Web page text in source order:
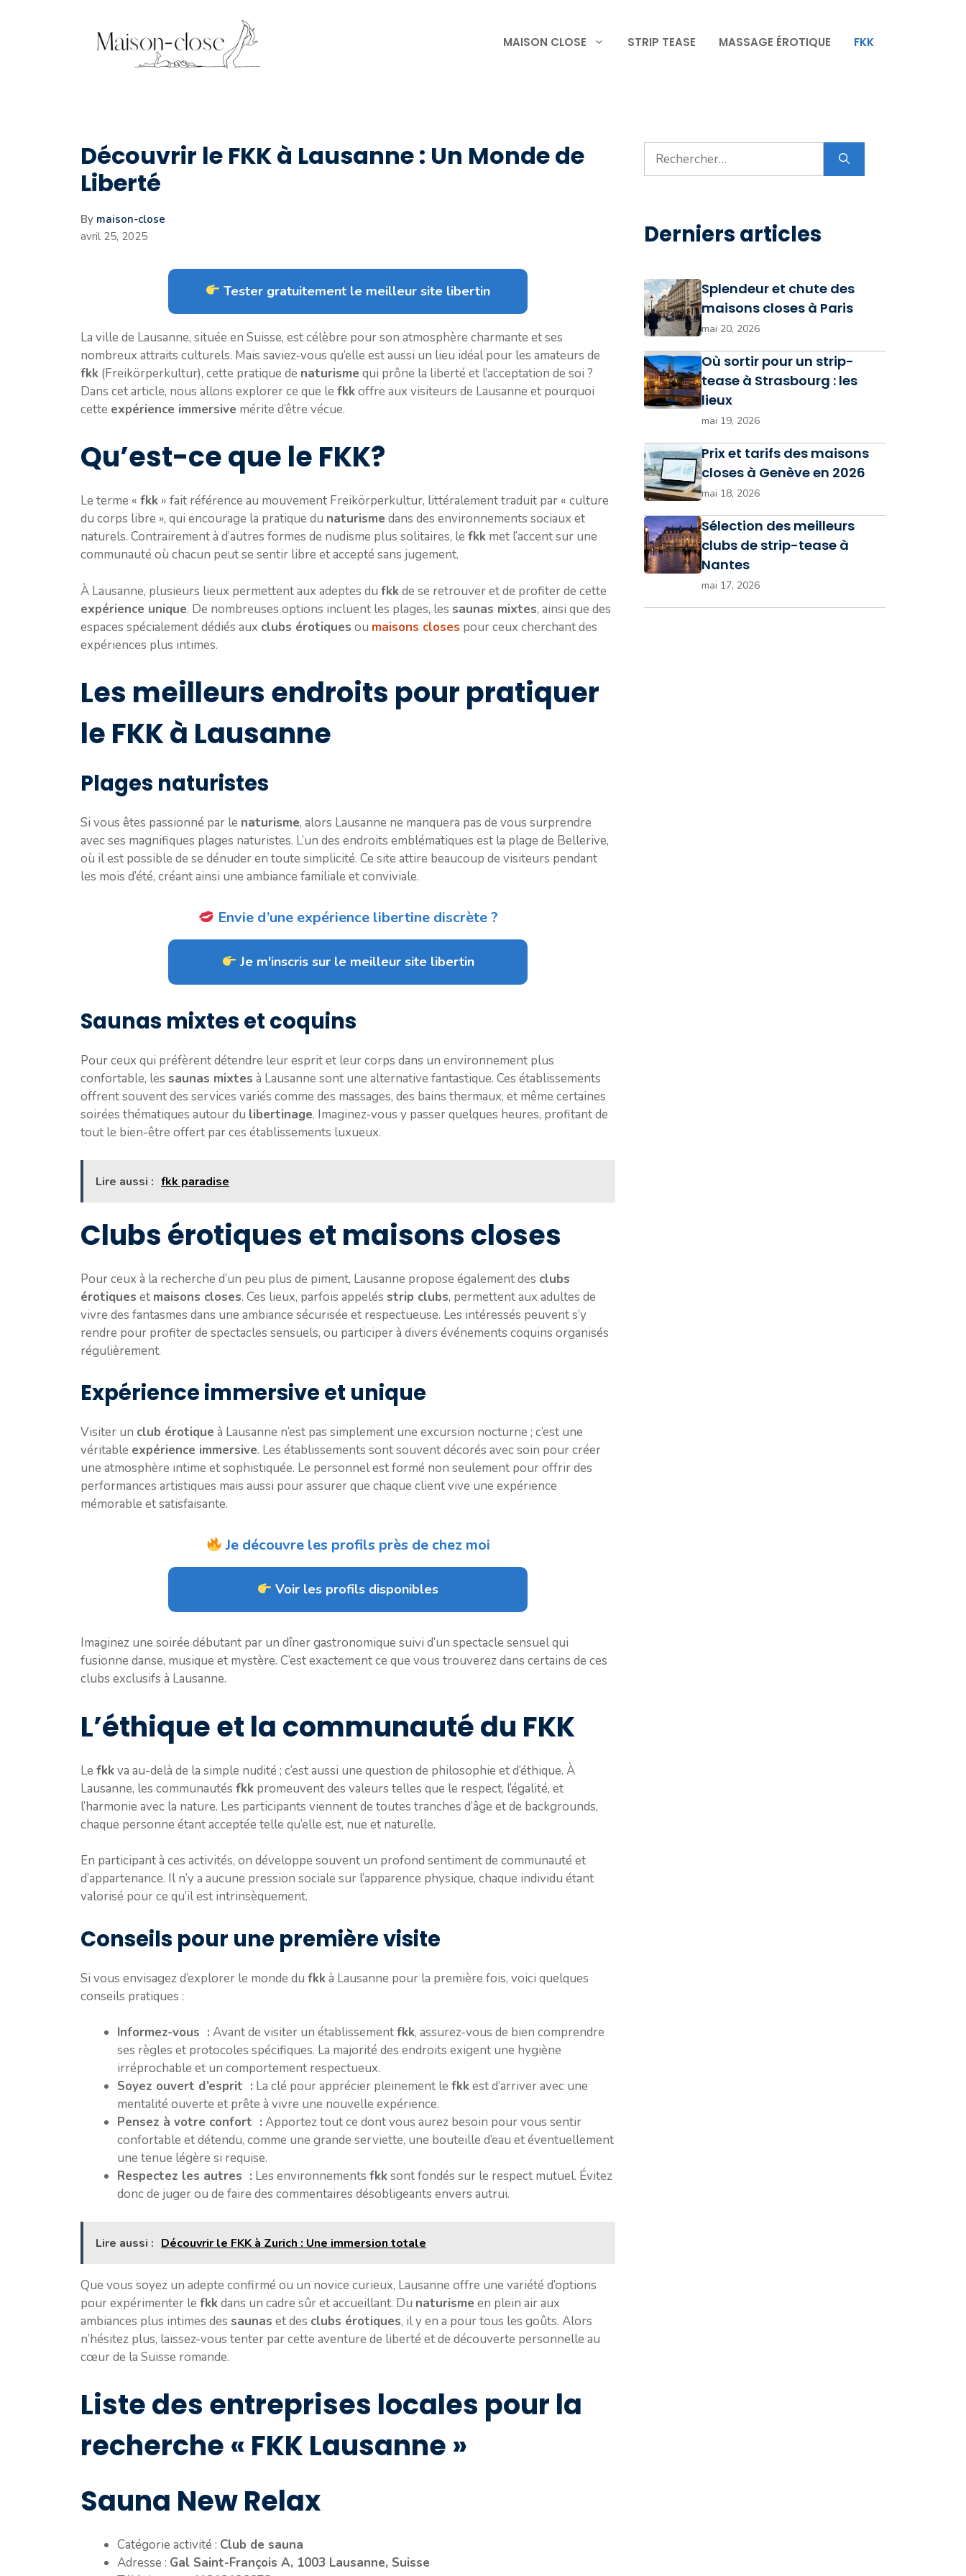
MAISON CLOSE STRIP TEASE MASSAGE ÉROTIQUE FKK
Découvrir le FKK à Lausanne : Un Monde de
Liberté
By maison-close
avril 25, 2025
Tester gratuitement le meilleur site libertin
La ville de Lausanne, située en Suisse, est célèbre pour son atmosphère charmante et ses
nombreux attraits culturels. Mais saviez-vous qu’elle est aussi un lieu idéal pour les amateurs de
fkk (Freikörperkultur), cette pratique de naturisme qui prône la liberté et l’acceptation de soi ?
Dans cet article, nous allons explorer ce que le fkkoffre aux visiteurs de Lausanne et pourquoi
cette expérience immersive mérite d’être vécue.
Qu’est-ce que le FKK?
Le terme « fkk » fait référence au mouvement Freikörperkultur, littéralement traduit par « culture
du corps libre », qui encourage la pratique du naturisme dans des environnements sociaux et
naturels. Contrairement à d’autres formes de nudisme plus solitaires, le fkk met l’accent sur une
communauté où chacun peut se sentir libre et accepté sans jugement.
À Lausanne, plusieurs lieux permettent aux adeptes du fkkde se retrouver et de profiter de cette
expérience unique. De nombreuses options incluent les plages, les saunas mixtes, ainsi que des
espaces spécialement dédiés aux clubs érotiques ou maisons closes pour ceux cherchant des
expériences plus intimes.
Les meilleurs endroits pour pratiquer
le FKK à Lausanne
Plages naturistes
Si vous êtes passionné par le naturisme, alors Lausanne ne manquera pas de vous surprendre
avec ses magnifiques plages naturistes. L’un des endroits emblématiques est la plage de Bellerive,
où il est possible de se dénuder en toute simplicité. Ce site attire beaucoup de visiteurs pendant
les mois d’été, créant ainsi une ambiance familiale et conviviale.
Envie d’une expérience libertine discrète ?
Je m'inscris sur le meilleur site libertin
Saunas mixtes et coquins
Pour ceux qui préfèrent détendre leur esprit et leur corps dans un environnement plus
confortable, les saunas mixtes à Lausanne sont une alternative fantastique. Ces établissements
offrent souvent des services variés comme des massages, des bains thermaux, et même certaines
soirées thématiques autour du libertinage. Imaginez-vous y passer quelques heures, profitant de
tout le bien-être offert par ces établissements luxueux.
Lire aussi : fkk paradise
Clubs érotiques et maisons closes
Pour ceux à la recherche d’un peu plus de piment, Lausanne propose également des clubs
érotiques et maisons closes. Ces lieux, parfois appelés strip clubs, permettent aux adultes de
vivre des fantasmes dans une ambiance sécurisée et respectueuse. Les intéressés peuvent s’y
rendre pour profiter de spectacles sensuels, ou participer à divers événements coquins organisés
régulièrement.
Expérience immersive et unique
Visiter un club érotique à Lausanne n’est pas simplement une excursion nocturne ; c’est une
véritable expérience immersive. Les établissements sont souvent décorés avec soin pour créer
une atmosphère intime et sophistiquée. Le personnel est formé non seulement pour offrir des
performances artistiques mais aussi pour assurer que chaque client vive une expérience
mémorable et satisfaisante.
Je découvre les profils près de chez moi
Voir les profils disponibles
Imaginez une soirée débutant par un dîner gastronomique suivi d’un spectacle sensuel qui
fusionne danse, musique et mystère. C’est exactement ce que vous trouverez dans certains de ces
clubs exclusifs à Lausanne.
L’éthique et la communauté du FKK
Le fkkva au-delà de la simple nudité ; c’est aussi une question de philosophie et d’éthique. À
Lausanne, les communautés fkk promeuvent des valeurs telles que le respect, l’égalité, et
l’harmonie avec la nature. Les participants viennent de toutes tranches d’âge et de backgrounds,
chaque personne étant acceptée telle qu’elle est, nue et naturelle.
En participant à ces activités, on développe souvent un profond sentiment de communauté et
d’appartenance. Il n’y a aucune pression sociale sur l’apparence physique, chaque individu étant
valorisé pour ce qu’il est intrinsèquement.
Conseils pour une première visite
Si vous envisagez d’explorer le monde du fkkà Lausanne pour la première fois, voici quelques
conseils pratiques :
Informez-vous : Avant de visiter un établissementfkk, assurez-vous de bien comprendre
ses règles et protocoles spécifiques. La majorité des endroits exigent une hygiène
irréprochable et un comportement respectueux.
Soyez ouvert d’esprit : La clé pour apprécier pleinement le fkkest d’arriver avec une
mentalité ouverte et prête à vivre une nouvelle expérience.
Pensez à votre confort : Apportez tout ce dont vous aurez besoin pour vous sentir
confortable et détendu, comme une grande serviette, une bouteille d’eau et éventuellement
une tenue légère si requise.
Respectez les autres : Les environnements fkksont fondés sur le respect mutuel. Évitez
donc de juger ou de faire des commentaires désobligeants envers autrui.
Lire aussi : Découvrir le FKK à Zurich : Une immersion totale
Que vous soyez un adepte confirmé ou un novice curieux, Lausanne offre une variété d’options
pour expérimenter le fkkdans un cadre sûr et accueillant. Du naturisme en plein air aux
ambiances plus intimes des saunas et des clubs érotiques, il y en a pour tous les goûts. Alors
n’hésitez plus, laissez-vous tenter par cette aventure de liberté et de découverte personnelle au
cœur de la Suisse romande.
Liste des entreprises locales pour la
recherche « FKK Lausanne »
Sauna New Relax
Catégorie activité : Club de sauna
Adresse : Gal Saint-François A, 1003 Lausanne, Suisse
Rechercher :
Derniers articles
Splendeur et chute des
maisons closes à Paris
mai 20, 2026
Où sortir pour un strip-
tease à Strasbourg : les
lieux
mai 19, 2026
Prix et tarifs des maisons
closes à Genève en 2026
mai 18, 2026
Sélection des meilleurs
clubs de strip-tease à
Nantes
mai 17, 2026